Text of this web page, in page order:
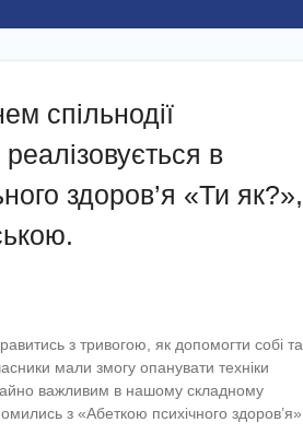
спільнодії
в
здоров’я «Ти як?»,
з тривогою, як допомогти собі та
мали змогу опанувати техніки
важливим в нашому складному
з «Абеткою психічного здоров’я»